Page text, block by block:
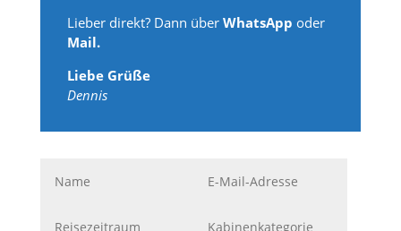
Lieber direkt? Dann überWhatsApp oder
Mail.
Liebe Grüße
Dennis